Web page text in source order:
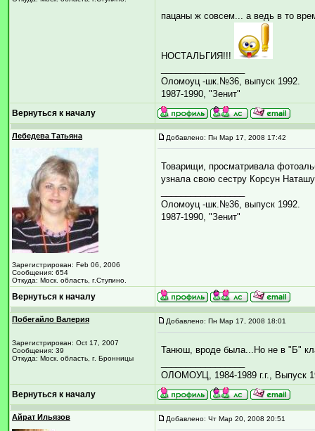
пацаны ж совсем... а ведь в то
НОСТАЛЬГИЯ!!!
Оломоуц -шк.№36, выпуск 1992.
1987-1990, "Зенит"
Вернуться к началу
Лебедева Татьяна
Зарегистрирован: Feb 06, 2006
Сообщения: 654
Откуда: Моск. область, г.Ступино.
Добавлено: Пн Мар 17, 2008 17:42
Товарищи, просматривала
узнала свою сестру Корсун
Оломоуц -шк.№36, выпуск 1992.
1987-1990, "Зенит"
Вернуться к началу
Побегайло Валерия
Зарегистрирован: Oct 17, 2007
Сообщения: 39
Откуда: Моск. область, г. Бронницы
Добавлено: Пн Мар 17, 2008 18:01
Танюш, вроде была...Но не в "Б"
ОЛОМОУЦ, 1984-1989 г.г., Выпуск
Вернуться к началу
Айрат Ильязов Добавлено: Чт Мар 20, 2008 20:51